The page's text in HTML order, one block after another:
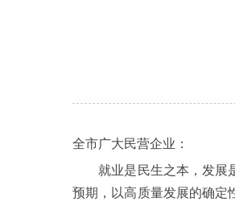
全市广大民营企业：
就业是民生之本，发展是
预期，以高质量发展的确定